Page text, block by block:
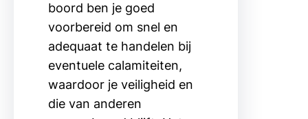
boord ben je goed
voorbereid om snel en
adequaat te handelen bij
eventuele calamiteiten,
waardoor je veiligheid en
die van anderen